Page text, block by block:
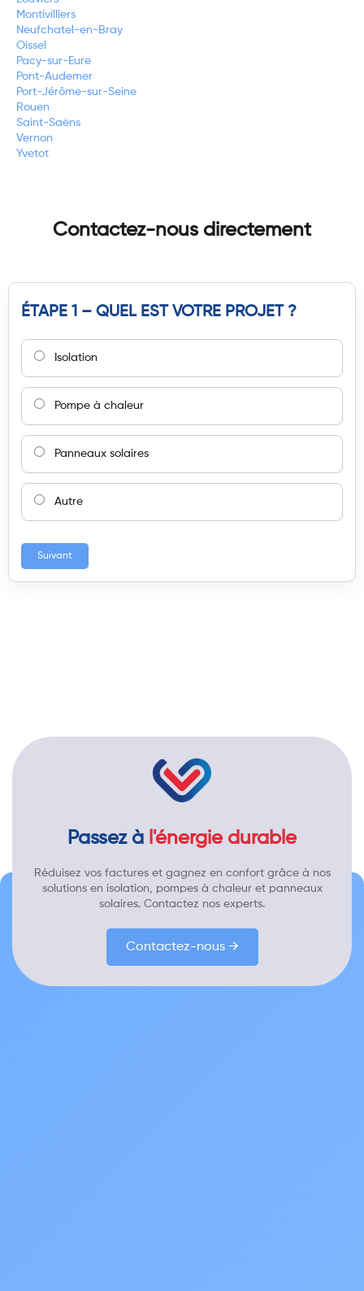
Montivilliers
Neufchatel-en-Bray
Oissel
Pacy-sur-Eure
Pont-Audemer
Port-Jérôme-sur-Seine
Rouen
Saint-Saëns
Vernon
Yvetot
Contactez-nous directement
ÉTAPE 1 – QUEL EST VOTRE PROJET ?
Isolation
Pompe à chaleur
Panneaux solaires
Autre
Suivant
Passez à l'énergie durable
Réduisez vos factures et gagnez en confort grâce à nos
solutions en isolation, pompes à chaleur et panneaux
solaires. Contactez nos experts.
Contactez-nous →